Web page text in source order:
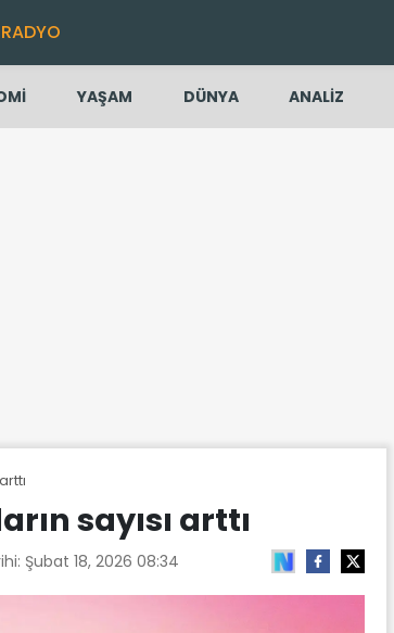
YAŞAM DÜNYA ANALİZ
sayısı arttı
Şubat 18, 2026 08:34